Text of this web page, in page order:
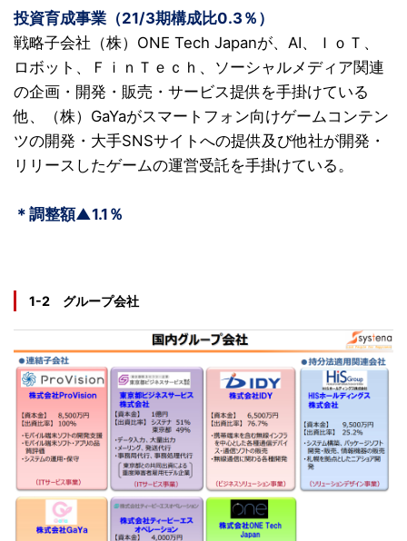
投資育成事業 （21/3期構成比0.3％）
戦略子会社（株）ONE Tech Japanが、AI、ＩｏＴ、
ロボット、ＦｉｎＴｅｃｈ、ソーシャルメディア関連
の企画・開発・販売・サービス提供を手掛けている
他、（株）GaYaがスマートフォン向けゲームコンテン
ツの開発・大手SNSサイトへの提供及び他社が開発・
リリースしたゲームの運営受託を手掛けている。
＊調整額▲1.1％
1-2 グループ会社